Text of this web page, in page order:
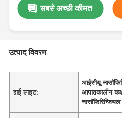
सबसे अच्छी कीमत
उत्पाद विवरण
हाई लाइट:
आईसीयू
आपातकालीन